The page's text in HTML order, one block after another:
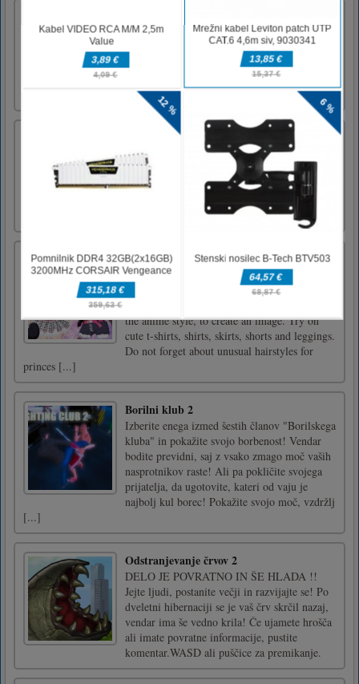
Skačite iz zgradbe v zgradbo - naredite
najboljše podvige za zmago. Dobrodošli v
čudovitem svetu Parkour Race! Skočite iz
zgradbe v zgradbo v nori dirki do ciljne
črteUpravljanje z miško
Manga Lily
Sprehodite se po japonski modni meki
Harajuku in ustvarite nekaj resnično
kavajevskih oblek za Lily v tej zabavni manga
Princess Neko Girl
Tiana and Elsa try on a new image. Turn
princesses into kawaii cat girls. Use funny
the anime style, to create an image. Try on
cute t-shirts, shirts, skirts, shorts and leggings.
Do not forget about unusual hairstyles for
princes [...]
Borilni klub 2
Izberite enega izmed šestih članov "Borilskega
kluba" in pokažite svojo borbenost! Vendar
bodite previdni, saj z vsako zmago moč vaših
nasprotnikov raste! Ali pa pokličite svojega
prijatelja, da ugotovite, kateri od vaju je
najbolj kul borec! Pokažite svojo moč, vzdržlj
[...]
Odstranjevanje črvov 2
DELO JE POVRATNO IN ŠE HLADA !!
Jejte ljudi, postanite večji in razvijajte se! Po
dveletni hibernaciji se je vaš črv skrčil nazaj,
vendar ima še vedno krila! Če ujamete hrošča
ali imate povratne informacije, pustite
komentar.WASD ali puščice za premikanje.